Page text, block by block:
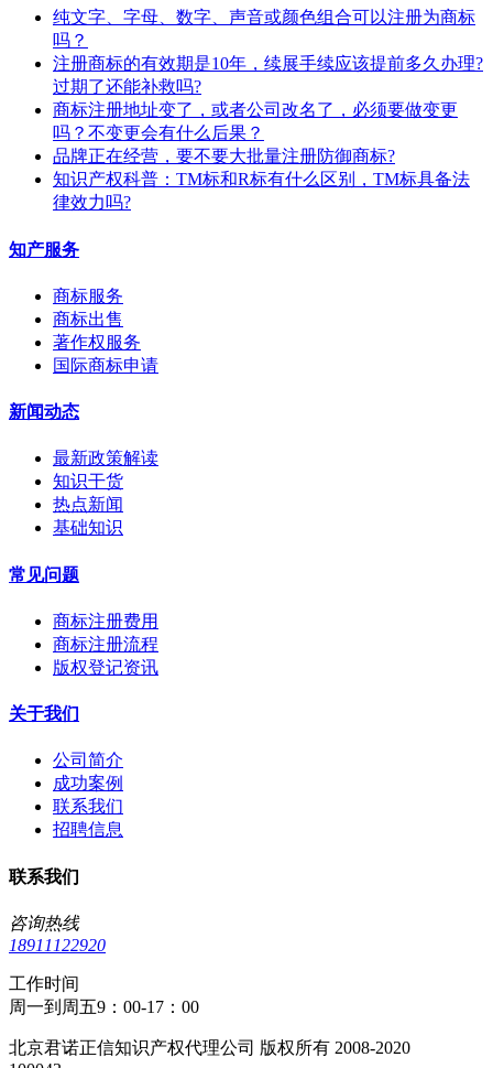
纯文字、字母、数字、声音或颜色组合可以注册为商标
吗？
注册商标的有效期是10年，续展手续应该提前多久办理?
过期了还能补救吗?
商标注册地址变了，或者公司改名了，必须要做变更
吗？不变更会有什么后果？
​品牌正在经营，要不要大批量注册防御商标?
知识产权科普：TM标和R标有什么区别，TM标具备法
律效力吗?
知产服务
商标服务
商标出售
著作权服务
国际商标申请
新闻动态
最新政策解读
知识干货
热点新闻
基础知识
常见问题
商标注册费用
商标注册流程
版权登记资讯
关于我们
公司简介
成功案例
联系我们
招聘信息
联系我们
咨询热线
18911122920
工作时间
周一到周五9：00-17：00
北京君诺正信知识产权代理公司 版权所有 2008-2020